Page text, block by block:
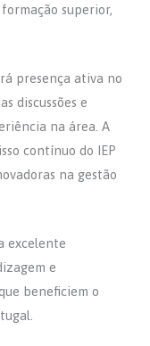
superior,
presença ativa no
discussões e
na área. A
contínuo do IEP
na gestão
excelente
e
beneficiem o